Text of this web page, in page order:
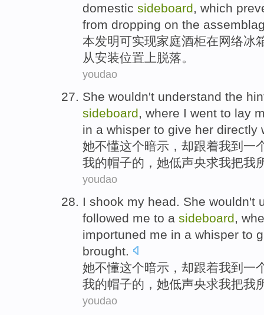
domestic sideboard, which
from dropping on the
本发明可实现家庭酒柜在网络冰
从安装位置 上脱落。
youdao
She wouldn't understand the
sideboard, where I went to lay
in a whisper to give her directly
她不懂这个暗示 ， 却跟着我到 一
我的帽子的，她低声央求我把我
youdao
I shook my head. She wouldn't
followed me to a sideboard
importuned me in a whisper to
brought
她不懂这个暗示 ， 却跟着我到一
我的帽子的，她低声央求我把我
youdao